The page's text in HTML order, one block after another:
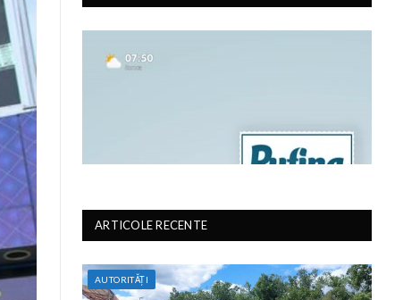
ARTICOLE RECENTE
AUTORITĂȚI